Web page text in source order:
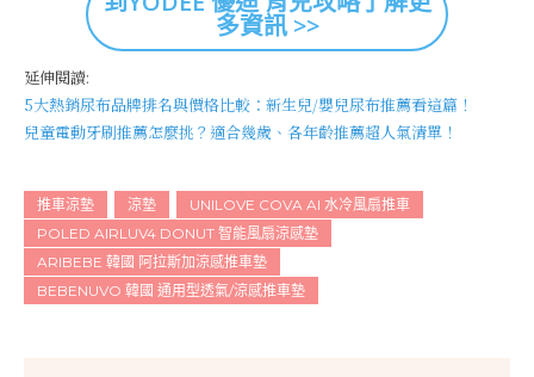
多資訊 >>
延伸閱讀:
5大熱銷尿布品牌排名與價格比較：新生兒/嬰兒尿布推薦看這篇！
兒童電動牙刷推薦怎麼挑？適合幾歲、各年齡推薦超人氣清單！
推車涼墊 涼墊
UNILOVE COVA AI 水冷風扇推車
POLED AIRLUV4 DONUT 智能風扇涼感墊
ARIBEBE 韓國 阿拉斯加涼感推車墊
BEBENUVO 韓國 通用型透氣/涼感推車墊